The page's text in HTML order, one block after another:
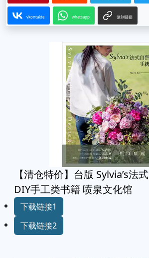
vkontakte whatsapp 复制链接
【清仓特价】台版 Sylvia’s法
DIY手工类书籍 喷泉文化馆
下载链接1
下载链接2